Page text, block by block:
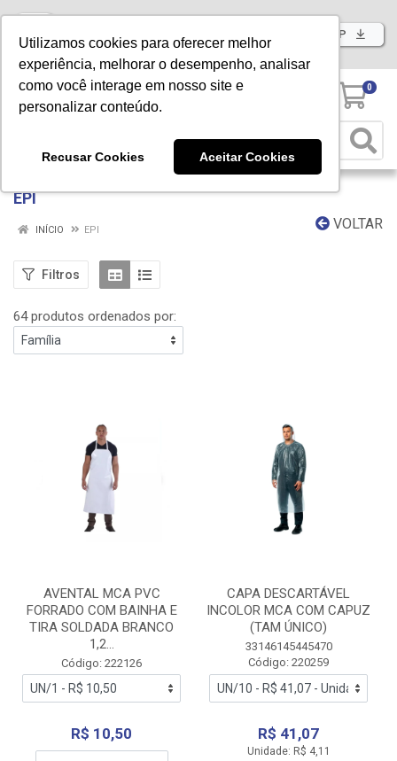
Utilizamos cookies para oferecer melhor
experiência, melhorar o desempenho, analisar
como você interage em nosso site e
personalizar conteúdo.
Recusar Cookies Aceitar Cookies
Baixe já nosso APP
0
EPI
VOLTAR
INÍCIO EPI
Filtros
64 produtos ordenados por:
AVENTAL MCA PVC
FORRADO COM BAINHA E
TIRA SOLDADA BRANCO
1,2...
Código: 222126
R$ 10,50
CAPA DESCARTÁVEL
INCOLOR MCA COM CAPUZ
(TAM ÚNICO)
33146145445470
Código: 220259
R$ 41,07
Unidade: R$ 4,11